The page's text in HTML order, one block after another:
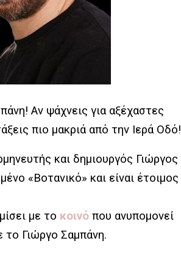
Αν ψάχνεις για αξέχαστες
πιο μακριά από την Ιερά Οδό!
και δημιουργός Γιώργος
«Βοτανικό» και είναι έτοιμος
με το κοινό που ανυπομονεί
το Γιώργο Σαμπάνη.